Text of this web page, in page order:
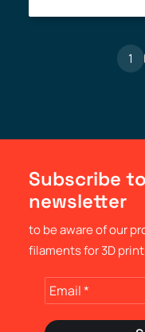
1
Subscribe
newsletter
to be aware of our
filaments for 3D